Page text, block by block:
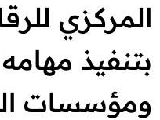
المركزي
بتنفيذ
ومؤسسات